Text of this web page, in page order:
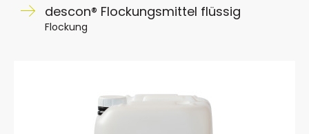
descon® Flockungsmittel flüssig
Flockung